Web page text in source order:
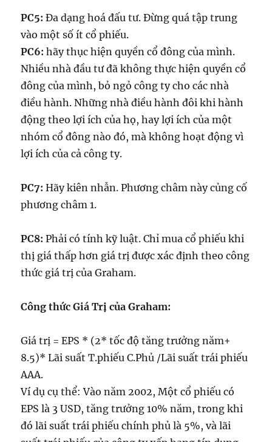
PC5: Đa dạng hoá đấu tư. Đừng quá tập trung
vào một số ít cổ phiếu.
PC6: hãy thục hiện quyền cổ đông của mình.
Nhiều nhà đầu tư đã không thực hiện quyền cổ
đông của mình, bỏ ngỏ công ty cho các nhà
điều hành. Những nhà điều hành đôi khi hành
động theo lợi ích của họ, hay lợi ích của một
nhóm cổ đông nào đó, mà không hoạt động vì
lợi ích của cả công ty.
PC7: Hãy kiên nhẫn. Phương châm này củng cố
phương châm 1.
PC8: Phải có tính kỹ luật. Chỉ mua cổ phiếu khi
thị giá thấp hơn giá trị được xác định theo công
thức giá trị của Graham.
Công thức Giá Trị của Graham:
Giá trị = EPS * (2* tốc độ tăng trưởng năm+
8.5)* Lãi suất T.phiếu C.Phủ /Lãi suất trái phiếu
AAA.
Ví dụ cụ thể: Vào năm 2002, Một cổ phiếu có
EPS là 3 USD, tăng trưởng 10% năm, trong khi
đó lãi suất trái phiếu chính phủ là 5%, và lãi